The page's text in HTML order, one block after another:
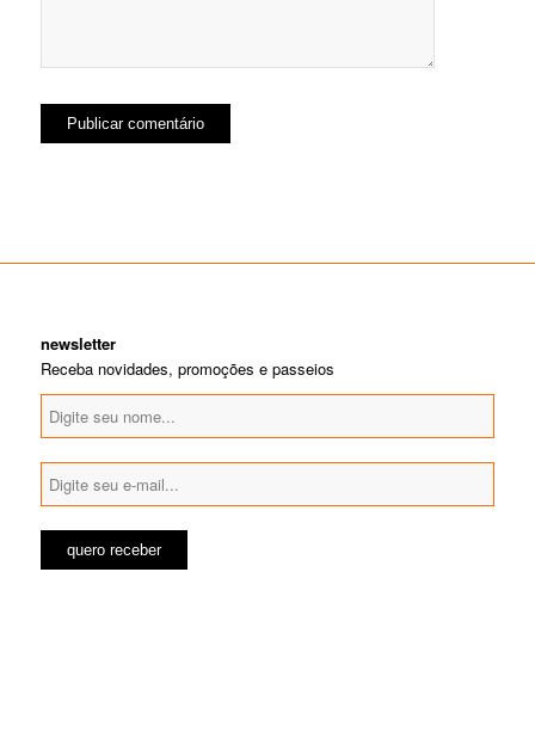
newsletter
Receba novidades, promoções e passeios